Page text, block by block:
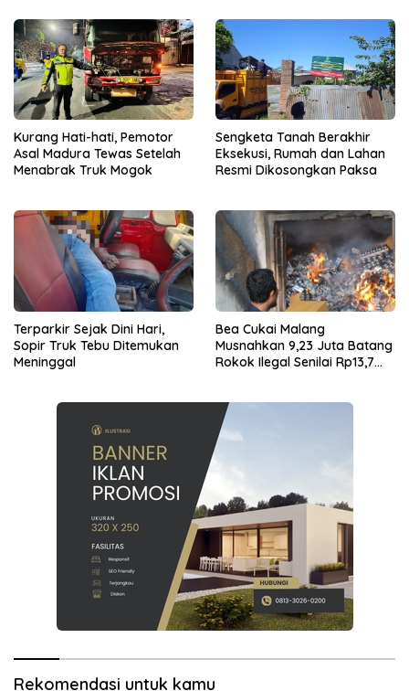
Kurang Hati-hati, Pemotor
Asal Madura Tewas Setelah
Menabrak Truk Mogok
Sengketa Tanah Berakhir
Eksekusi, Rumah dan Lahan
Resmi Dikosongkan Paksa
Terparkir Sejak Dini Hari,
Sopir Truk Tebu Ditemukan
Meninggal
Bea Cukai Malang
Musnahkan 9,23 Juta Batang
Rokok Ilegal Senilai Rp13,7
Rekomendasi untuk kamu